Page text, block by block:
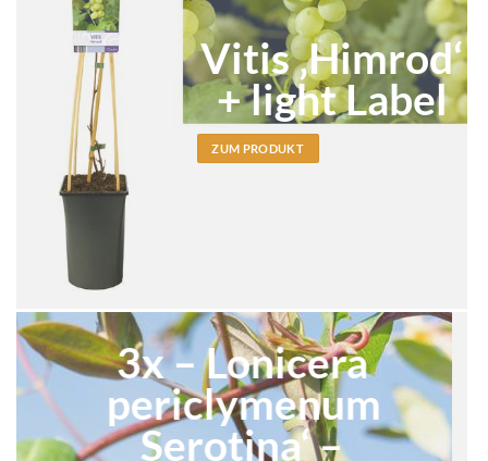
Vitis ‚Himrod‘
+ light Label
ZUM PRODUKT
3x – Lonicera
periclymenum
Serotina‘ –